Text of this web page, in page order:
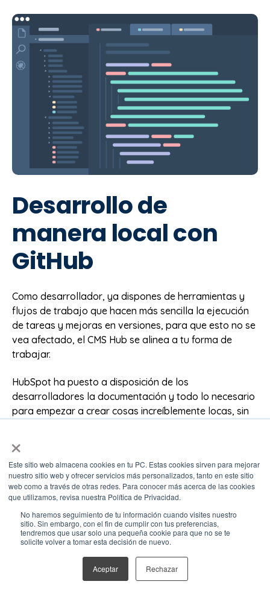
×
Este sitio web almacena cookies en tu PC. Estas cookies sirven para mejorar
nuestro sitio web y ofrecer servicios más personalizados, tanto en este sitio
web como a través de otras redes. Para conocer más acerca de las cookies
que utilizamos, revisa nuestra Política de Privacidad.
No haremos seguimiento de tu información cuando visites nuestro
sitio. Sin embargo, con el fin de cumplir con tus preferencias,
tendremos que usar solo una pequeña cookie para que no se te
solicite volver a tomar esta decisión de nuevo.
Aceptar Rechazar
Desarrollo de
manera local con
GitHub
Como desarrollador, ya dispones de herramientas y
flujos de trabajo que hacen más sencilla la ejecución
de tareas y mejoras en versiones, para que esto no se
vea afectado, el CMS Hub se alinea a tu forma de
trabajar.
HubSpot ha puesto a disposición de los
desarrolladores la documentación y todo lo necesario
para empezar a crear cosas increíblemente locas, sin
Como desarrollador, puedes crear una cuenta
Sandbox para el CMS Hub y así empezar a crear temas
desde cero o bien desde las plantillas base, así como
funciones avanzadas para incluir en una sección web.
Funciones sin
servidor